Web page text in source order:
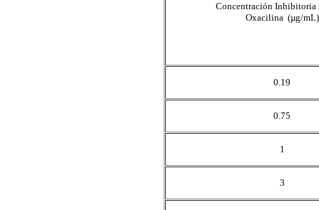
Concentración Inhibitoria
Oxacilina (µg/mL)
0.19
0.75
1
3